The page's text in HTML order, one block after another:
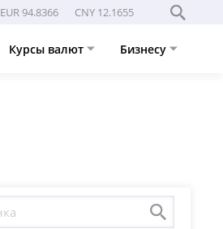
EUR 94.8366 CNY 12.1655
Курсы валют Бизнесу